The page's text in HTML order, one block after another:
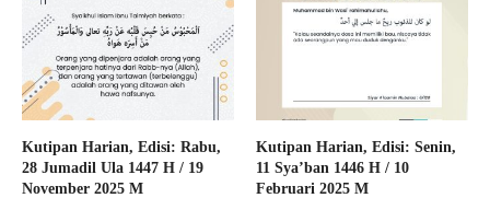
Kutipan Harian, Edisi: Rabu,
28 Jumadil Ula 1447 H / 19
November 2025 M
Kutipan Harian, Edisi: Senin,
11 Sya’ban 1446 H / 10
Februari 2025 M